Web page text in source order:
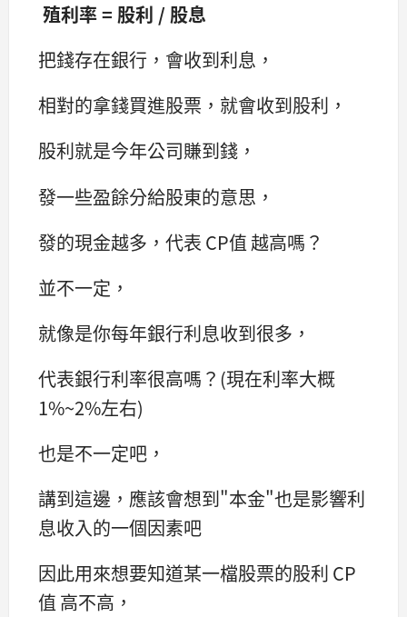
殖利率 = 股利 / 股息
把錢存在銀行，會收到利息，
相對的拿錢買進股票，就會收到股利，
股利就是今年公司賺到錢，
發一些盈餘分給股東的意思，
發的現金越多，代表 CP值 越高嗎？
並不一定，
就像是你每年銀行利息收到很多，
代表銀行利率很高嗎？(現在利率大概
1%~2%左右)
也是不一定吧，
講到這邊，應該會想到"本金"也是影響利
息收入的一個因素吧
因此用來想要知道某一檔股票的股利 CP
值 高不高，